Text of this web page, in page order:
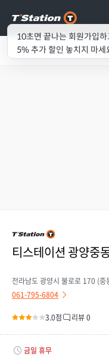
10초면 끝나는 회원가입하
5% 추가 할인 놓치지 마세
티스테이션 광양중
전라남도 광양시 불로로 170 (중
061-795-6804
3.0점 리뷰 0
금일 휴무